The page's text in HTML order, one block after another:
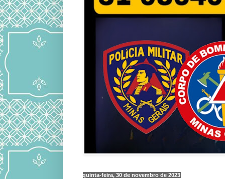
quinta-feira, 30 de novembro de 2023